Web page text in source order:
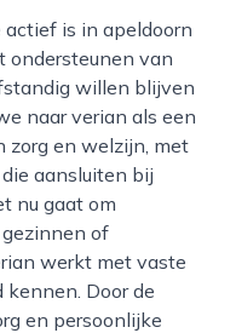
ondersteunen van
willen blijven
naar verian als een
zorg en welzijn, met
aansluiten bij
nu gaat om
of
werkt met vaste
Door de
en persoonlijke